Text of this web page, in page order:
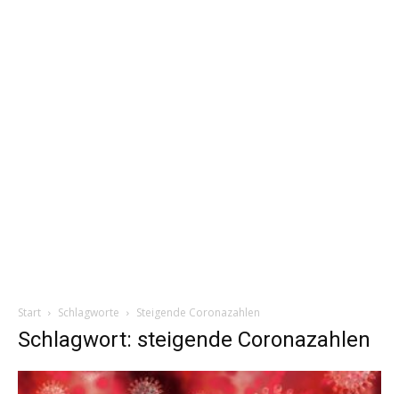
Start Schlagworte Steigende Coronazahlen
Schlagwort: steigende Coronazahlen